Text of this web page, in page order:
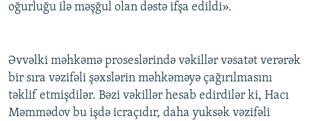
oğurluğu ilə məşğul olan dəstə ifşa edildi».
Əvvəlki məhkəmə proseslərində vəkillər vəsatət verərək
bir sıra vəzifəli şəxslərin məhkəməyə çağırılmasını
təklif etmişdilər. Bəzi vəkillər hesab edirdilər ki, Hacı
Məmmədov bu işdə icraçıdır, daha yuksək vəzifəli